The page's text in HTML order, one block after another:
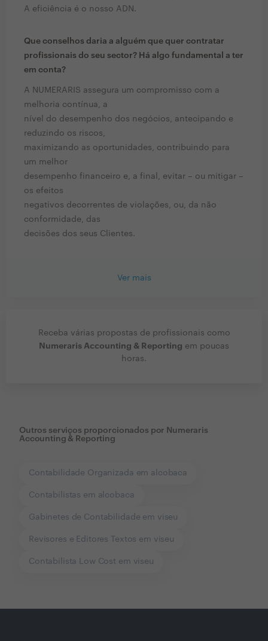
A eficiência é o nosso ADN.
Que conselhos daria a alguém que quer contratar
profissionais do seu sector? Há algo fundamental a ter
em conta?
A NUMERARIS assegura um compromisso com a
melhoria contínua, a
nível do desempenho dos negócios, antecipando e
reduzindo os riscos,
maximizando as oportunidades, contribuindo para
um melhor
desempenho financeiro e, a final, evitar – ou mitigar –
os efeitos
negativos decorrentes de violações, ou, da não
conformidade, das
decisões dos seus Clientes.
Ver mais
Receba várias propostas de profissionais como
Numeraris Accounting & Reporting em poucas
horas.
Outros serviços proporcionados por Numeraris
Accounting & Reporting
Contabilidade Organizada em alcobaca
Contabilistas em alcobaca
Gabinetes de Contabilidade em viseu
Revisores e Editores Textos em viseu
Contabilista Low Cost em viseu